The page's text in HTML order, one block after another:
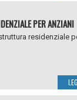
PER ANZIANI
residenziale